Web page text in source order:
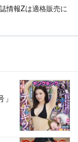
情報Zは適格販売に